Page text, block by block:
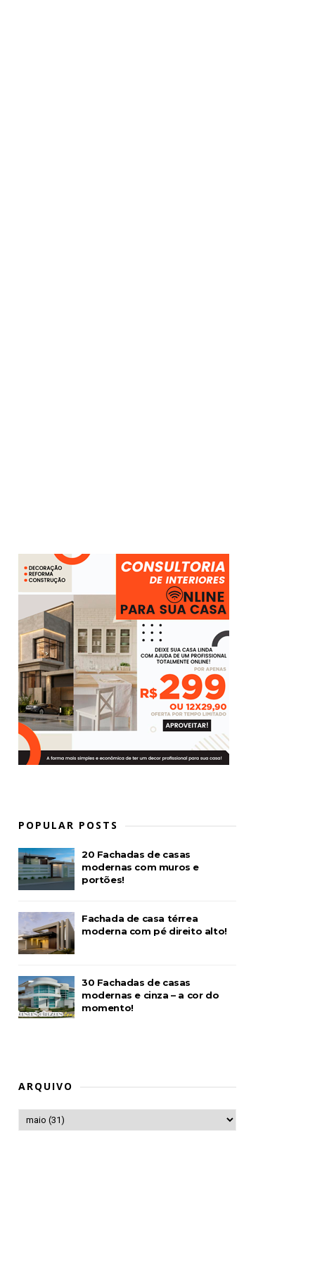
POPULAR POSTS
20 Fachadas de casas
modernas com muros e
portões!
Fachada de casa térrea
moderna com pé direito alto!
30 Fachadas de casas
modernas e cinza – a cor do
momento!
ARQUIVO